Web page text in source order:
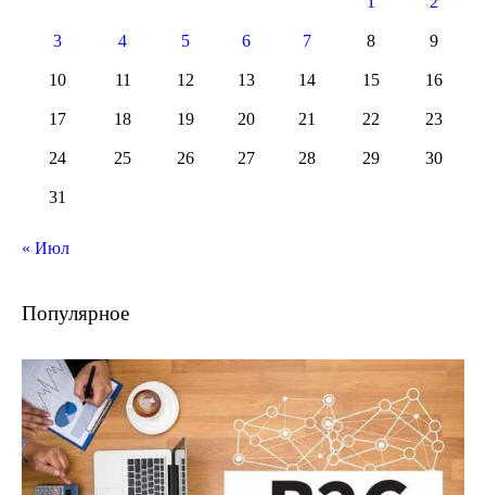
3 4 5 6 7 8 9
10 11 12 13 14 15 16
17 18 19 20 21 22 23
24 25 26 27 28 29 30
31
« Июл
Популярное